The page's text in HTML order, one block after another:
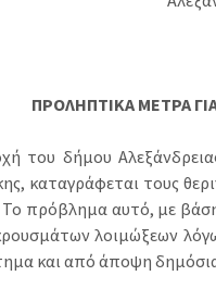
ΠΡΟΛΗΠΤΙΚΑ ΜΕΤΡΑ
του δήμου
καταγράφεται τους
Το πρόβλημα αυτό, με
λοιμώξεων
και από άποψη